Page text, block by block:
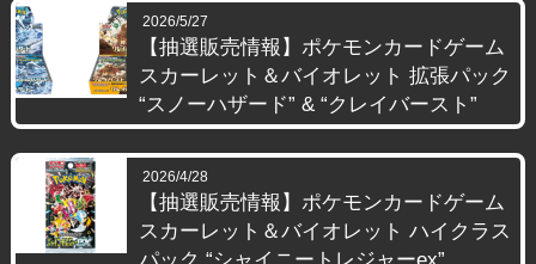
2026/5/27
【抽選販売情報】ポケモンカードゲーム
スカーレット＆バイオレット 拡張パック
“スノーハザード” & “クレイバースト”
2026/4/28
【抽選販売情報】ポケモンカードゲーム
スカーレット＆バイオレット ハイクラス